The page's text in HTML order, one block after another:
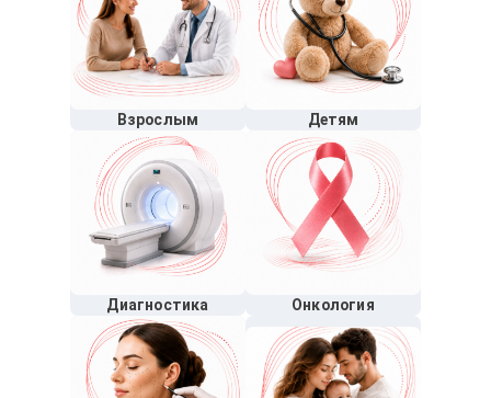
Взрослым Детям
Диагностика Онкология